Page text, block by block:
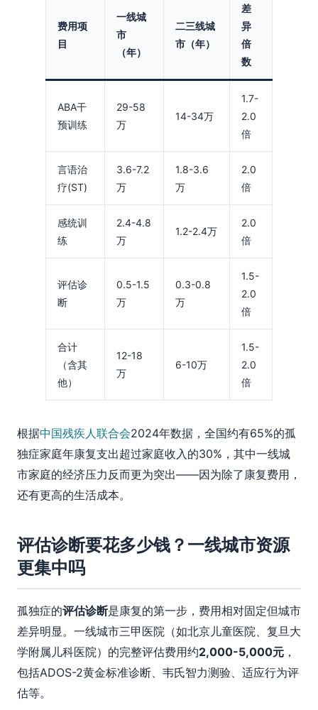
费用项
目
一线城
市
（年）
二三线城
市（年）
差
异
倍
数
ABA干
预训练
29-58
万
14-34万
1.7-
2.0
倍
言语治
疗(ST)
3.6-7.2
万
1.8-3.6
万
2.0
倍
感统训
练
2.4-4.8
万
1.2-2.4万
2.0
倍
评估诊
断
0.5-1.5
万
0.3-0.8
万
1.5-
2.0
倍
合计
（含其
他）
12-18
万
6-10万
1.5-
2.0
倍
根据中国残疾人联合会2024年数据，全国约有65%的孤
独症家庭年康复支出超过家庭收入的30%，其中一线城
市家庭的经济压力反而更为突出——因为除了康复费用，
还有更高的生活成本。
评估诊断要花多少钱？一线城市资源
更集中吗
孤独症的评估诊断是康复的第一步，费用相对固定但城市
差异明显。一线城市三甲医院（如北京儿童医院、复旦大
学附属儿科医院）的完整评估费用约2,000-5,000元 ，
包括ADOS-2黄金标准诊断、韦氏智力测验、适应行为评
估等。